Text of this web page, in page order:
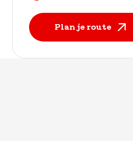
Plan je route